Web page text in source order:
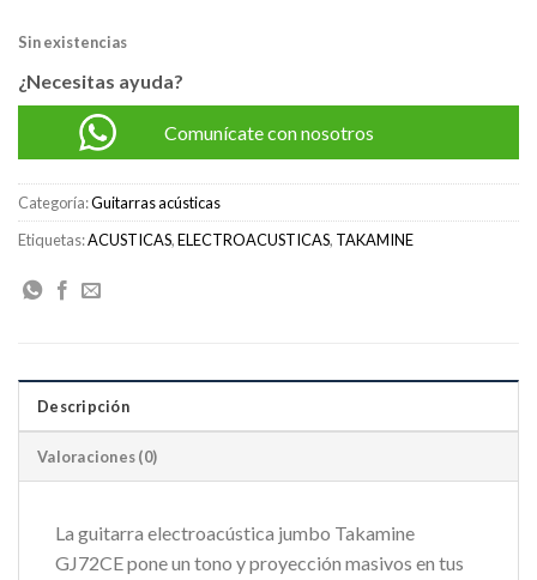
Sin existencias
¿Necesitas ayuda?
Comunícate con nosotros
Categoría:Guitarras acústicas
Etiquetas:ACUSTICAS,ELECTROACUSTICAS, TAKAMINE
Descripción
Valoraciones (0)
La guitarra electroacústica jumbo Takamine
GJ72CE pone un tono y proyección masivos en tus